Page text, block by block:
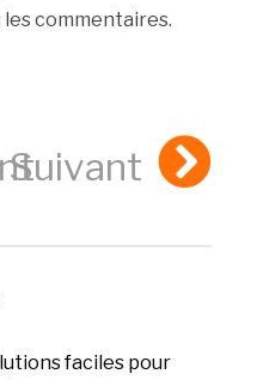
commentaires.
Suivant
faciles pour